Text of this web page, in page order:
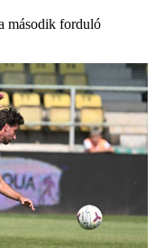
második forduló